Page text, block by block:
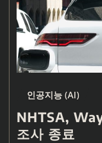
인공지능 (AI)
NHTSA,
조사 종료